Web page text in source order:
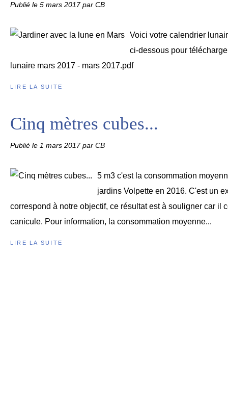
Publié le 5 mars 2017par CB
Voici votre calendrier
ci-dessous pour
lunaire mars 2017 - mars 2017.pdf
LIRE LA SUITE
Cinq mètres cubes...
Publié le 1 mars 2017par CB
5 m3 c'est la consommation
jardins Volpette en 2016. C'est un
correspond à notre objectif, ce résultat est à souligner car il
canicule. Pour information, la consommation moyenne...
LIRE LA SUITE